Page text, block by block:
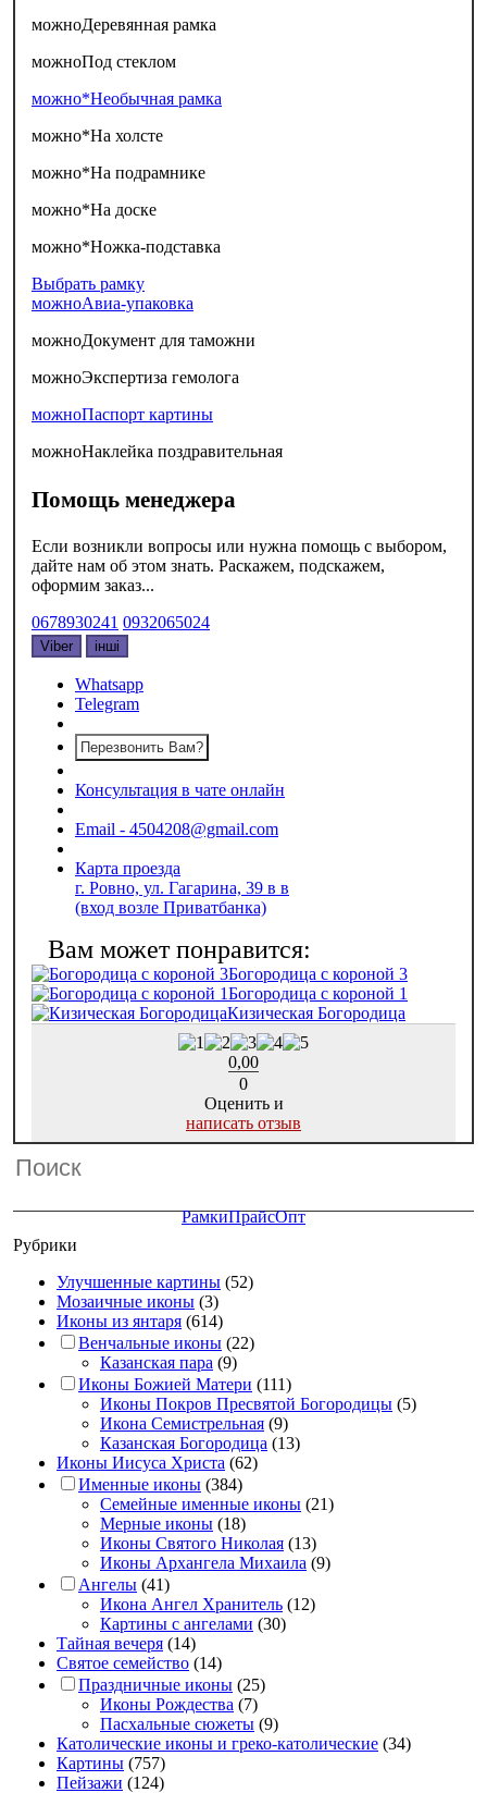
можноДеревянная рамка
можноПод стеклом
можно*Необычная рамка
можно*На холсте
можно*На подрамнике
можно*На доске
можно*Ножка-подставка
Выбрать рамку
можноАвиа-упаковка
можноДокумент для таможни
можноЭкспертиза гемолога
можноПаспорт картины
можноНаклейка поздравительная
Помощь менеджера
Если возникли вопросы или нужна помощь с выбором,
дайте нам об этом знать. Раскажем, подскажем,
оформим заказ...
0678930241 0932065024
Viber інші
Whatsapp
Telegram
Перезвонить Вам?
Консультация в чате онлайн
Email - 4504208@gmail.com
Карта проезда
г. Ровно, ул. Гагарина, 39 в в
(вход возле Приватбанка)
Богородица с короной 3
Богородица с короной 1
Кизическая Богородица
0,00
0
Оценить и
написать отзыв
РамкиПрайсОпт
Рубрики
Улучшенные картины (52)
Мозаичные иконы (3)
Иконы из янтаря (614)
Венчальные иконы (22)
Казанская пара (9)
Иконы Божией Матери (111)
Иконы Покров Пресвятой Богородицы (5)
Икона Семистрельная (9)
Казанская Богородица (13)
Иконы Иисуса Христа (62)
Именные иконы (384)
Семейные именные иконы (21)
Мерные иконы (18)
Иконы Святого Николая (13)
Иконы Архангела Михаила (9)
Ангелы (41)
Икона Ангел Хранитель (12)
Картины с ангелами (30)
Тайная вечеря (14)
Святое семейство (14)
Праздничные иконы (25)
Иконы Рождества (7)
Пасхальные сюжеты (9)
Католические иконы и греко-католические (34)
Картины (757)
Пейзажи (124)